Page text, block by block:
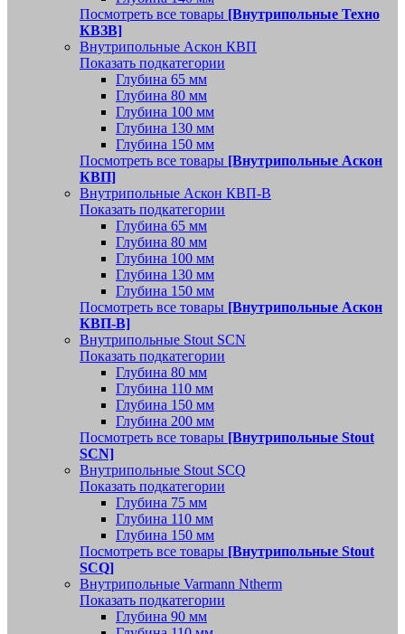
Посмотреть все товары [Внутрипольные Техно
КВЗВ]
Внутрипольные Аскон КВП
Показать подкатегории
Глубина 65 мм
Глубина 80 мм
Глубина 100 мм
Глубина 130 мм
Глубина 150 мм
Посмотреть все товары [Внутрипольные Аскон
КВП]
Внутрипольные Аскон КВП-В
Показать подкатегории
Глубина 65 мм
Глубина 80 мм
Глубина 100 мм
Глубина 130 мм
Глубина 150 мм
Посмотреть все товары [Внутрипольные Аскон
КВП-В]
Внутрипольные Stout SCN
Показать подкатегории
Глубина 80 мм
Глубина 110 мм
Глубина 150 мм
Глубина 200 мм
Посмотреть все товары [Внутрипольные Stout
SCN]
Внутрипольные Stout SCQ
Показать подкатегории
Глубина 75 мм
Глубина 110 мм
Глубина 150 мм
Посмотреть все товары [Внутрипольные Stout
SCQ]
Внутрипольные Varmann Ntherm
Показать подкатегории
Глубина 90 мм